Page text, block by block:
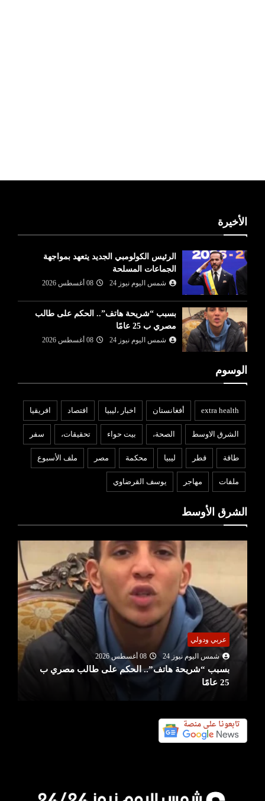
الأخيرة
الرئيس الكولومبي الجديد يتعهد بمواجهة
الجماعات المسلحة
شمس اليوم نيوز 24 08 أغسطس 2026
بسبب “شريحة هاتف”.. الحكم على طالب
مصري ب 25 عامًا
شمس اليوم نيوز 24 08 أغسطس 2026
الوسوم
extra health أفغانستان اخبار ،ليبيا افتصاد افريقيا
الشرق الاوسط الصحة، بيت حواء تحقيقات، سفر
طاقة قطر ليبيا محكمة مصر ملف الأسبوع
ملفات مهاجر يوسف القرضاوي
الشرق الأوسط
عربي ودولي
شمس اليوم نيوز 24
08 أغسطس 2026
بسبب “شريحة هاتف”.. الحكم على طالب مصري ب
25 عامًا